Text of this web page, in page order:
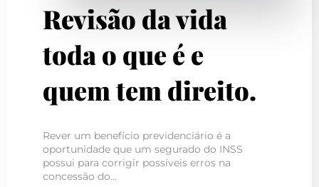
Revisão da vida
toda o que é e
quem tem direito.
Rever um benefício previdenciário é a
oportunidade que um segurado do INSS
possui para corrigir possíveis erros na
concessão do…